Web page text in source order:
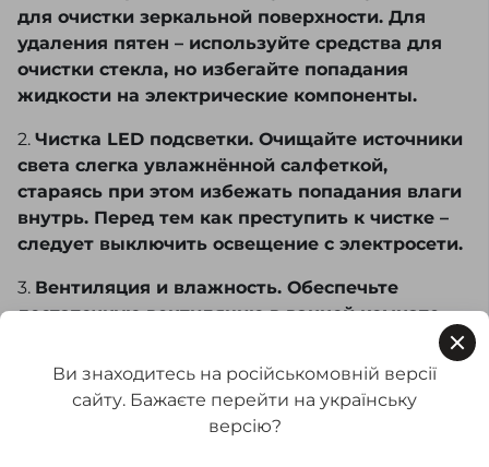
для очистки зеркальной поверхности. Для
удаления пятен – используйте средства для
очистки стекла, но избегайте попадания
жидкости на электрические компоненты.
2. Чистка LED подсветки. Очищайте источники
света слегка увлажнённой салфеткой,
стараясь при этом избежать попадания влаги
внутрь. Перед тем как преступить к чистке –
следует выключить освещение с электросети.
3. Вентиляция и влажность. Обеспечьте
достаточную вентиляцию в ванной комнате
для уменьшения конденсации. Это позволит
избежать коротких замыканий в системе
освещения.
Проверка кабелей и соединений. Регулярно
Ви знаходитесь на російськомовній версії
сайту. Бажаєте перейти на українську
версію?